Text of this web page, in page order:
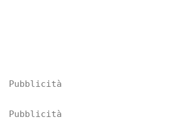
Pubblicità
Pubblicità